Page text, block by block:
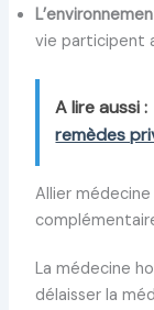
vie participent
A lire aussi :
remèdes
Allier
La médecine
délaisser la